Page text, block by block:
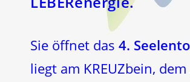
Sie öffnet das 4.
liegt am KREUZbein, dem